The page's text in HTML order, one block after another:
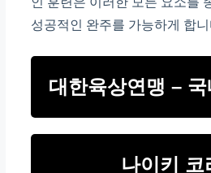
성공적인 완주를 가능하게 합니
대한육상연맹 –
나이키 코